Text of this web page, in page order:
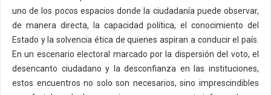
uno de los pocos espacios donde la ciudadanía puede observar,
de manera directa, la capacidad política, el conocimiento del
Estado y la solvencia ética de quienes aspiran a conducir el país.
En un escenario electoral marcado por la dispersión del voto, el
desencanto ciudadano y la desconfianza en las instituciones,
estos encuentros no solo son necesarios, sino imprescindibles